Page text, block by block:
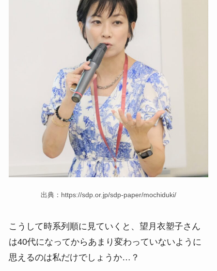
出典：https://sdp.or.jp/sdp-paper/mochiduki/
こうして時系列順に見ていくと、望月衣塑子さん
は40代になってからあまり変わっていないように
思えるのは私だけでしょうか…？